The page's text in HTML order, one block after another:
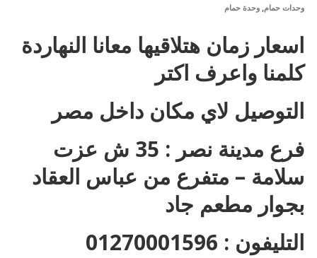
وحدات حمام, وحدة حمام
اسعار زمان هتلاقيها معانا النهاردة
كلمنا واعرف اكتر
التوصيل لاي مكان داخل مصر
فرع مدينة نصر : 35 ش عزت
سلامة – متفرع من عباس العقاد
بجوار مطعم جاد
التليفون : 01270001596